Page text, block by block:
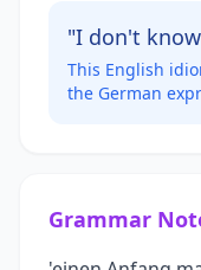
"I don't
This English
the German
Grammar